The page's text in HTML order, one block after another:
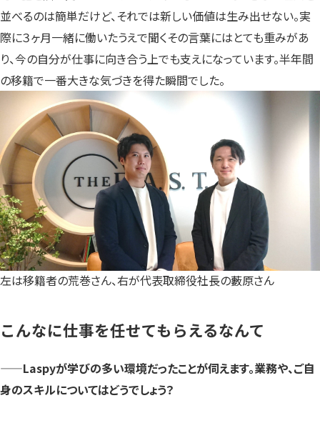
並べるのは簡単だけど、それでは新しい価値は生み出せない。実
際に３ヶ月一緒に働いたうえで聞くその言葉にはとても重みがあ
り、今の自分が仕事に向き合う上でも支えになっています。半年間
の移籍で一番大きな気づきを得た瞬間でした。
左は移籍者の荒巻さん、右が代表取締役社長の藪原さん
こんなに仕事を任せてもらえるなんて
——Laspyが学びの多い環境だったことが伺えます。業務や、ご自
身のスキルについてはどうでしょう？